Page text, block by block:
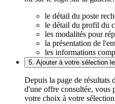
le détail du poste
le détail du profil du
les modalités pour
la présentation de
les informations
5. Ajouter à votre sélection
Depuis la page de résultats
d'une offre consultée, vous
votre choix à votre